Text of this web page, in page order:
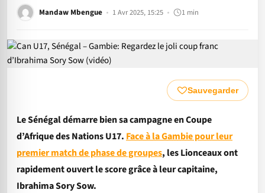
Mandaw Mbengue 1 Avr 2025, 15:25 1 min
Sauvegarder
Le Sénégal démarre bien sa campagne en Coupe
d’Afrique des Nations U17. Face à la Gambie pour leur
premier match de phase de groupes, les Lionceaux ont
rapidement ouvert le score grâce à leur capitaine,
Ibrahima Sory Sow.